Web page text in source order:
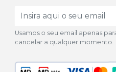
Usamos o seu email apenas
cancelar a qualquer momento.